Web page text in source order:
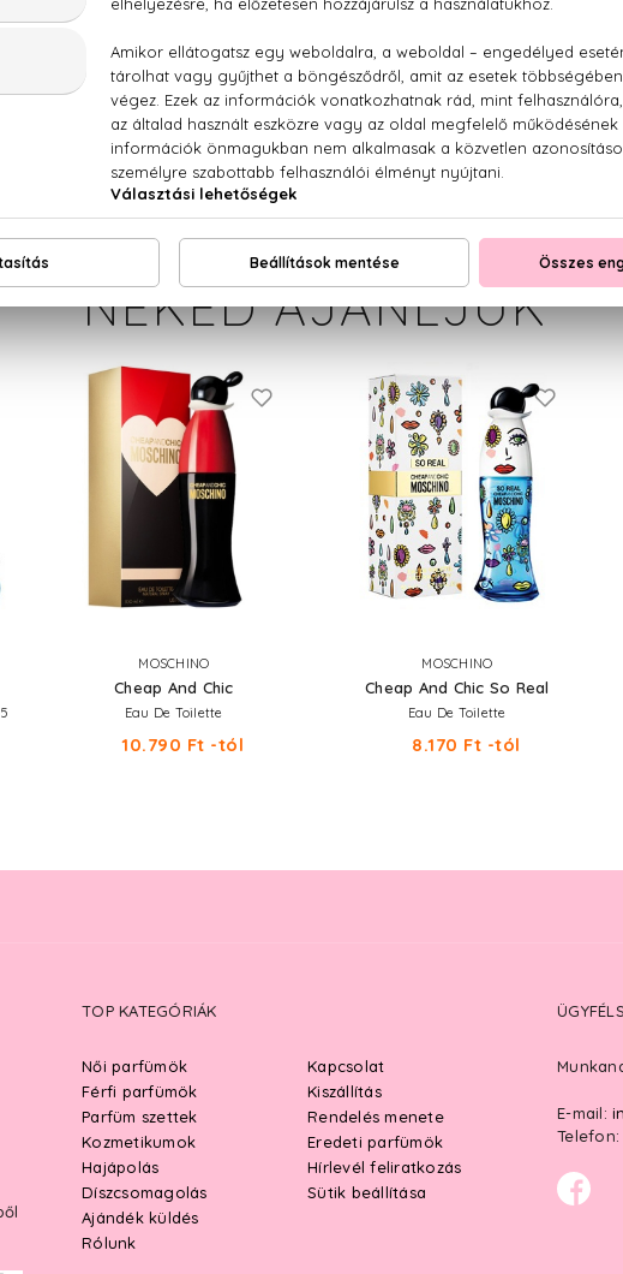
ribizli, buzogánysás, gyöngyvirág, tearózsa, fahéjlevél,
(SD ALCOHOL 39-C), PARFUM (FRAGRANCE), AQUA
CITRAL, ETHYLHEXYL SALICYLATE, BUTYL
NEKED AJÁNLJUK
MOSCHINO
Cheap And Chic
Eau De Toilette
10.790 Ft -tól
MOSCHINO
Cheap And Chic So Real
Eau De Toilette
8.170 Ft -tól
TOP KATEGÓRIÁK
Női parfümök
Férfi parfümök
Parfüm szettek
Kozmetikumok
Hajápolás
Díszcsomagolás
Ajándék küldés
Rólunk
Kapcsolat
Kiszállítás
Rendelés menete
Eredeti parfümök
Hírlevél feliratkozás
Sütik beállítása
E-mail:
Telefon: